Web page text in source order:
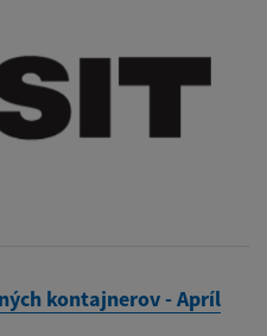
kontajnerov - Apríl